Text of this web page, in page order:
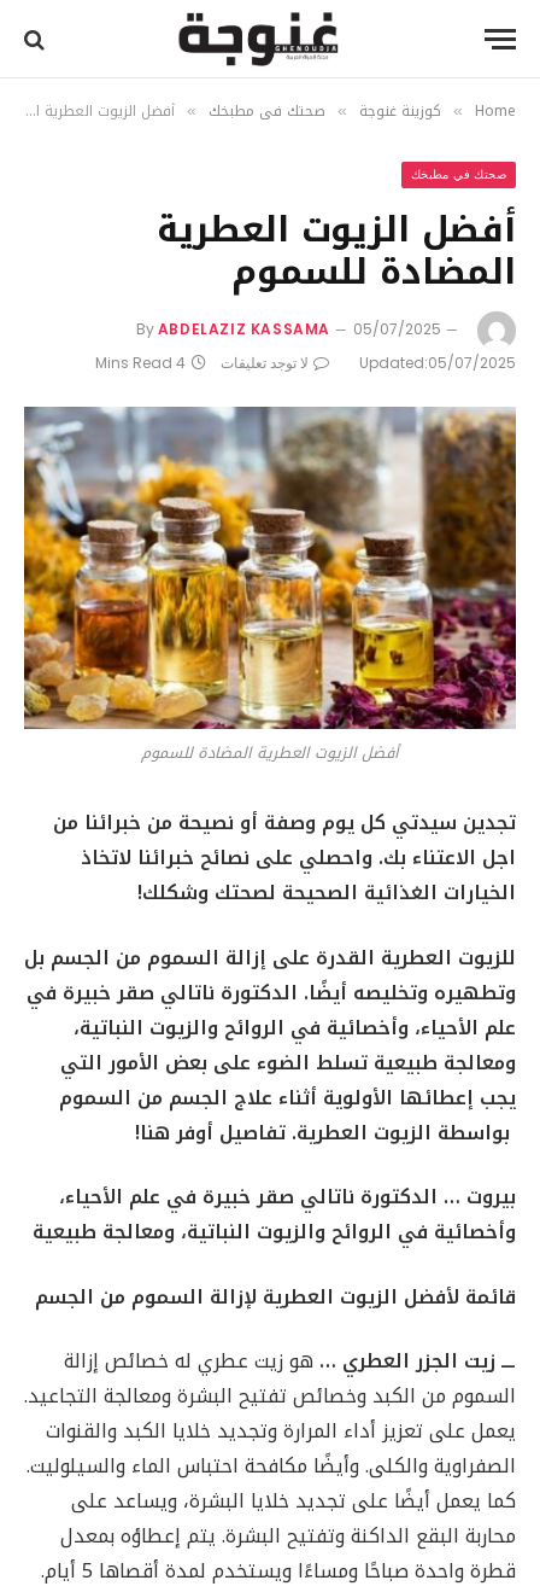
Home
» كوزينة غنوجة » صحتك في مطبخك » أفضل الزيوت العطرية المضادة للسموم
صحتك في مطبخك
أفضل الزيوت العطرية
المضادة للسموم
ByABDELAZIZ KASSAMA
05/07/2025
Updated:05/07/2025 لا توجد تعليقات 4 Mins Read
أفضل الزيوت العطرية المضادة للسموم
تجدين سيدتي كل يوم وصفة أو نصيحة من خبرائنا من
اجل الاعتناء بك. واحصلي على نصائح خبرائنا لاتخاذ
الخيارات الغذائية الصحيحة لصحتك وشكلك!
للزيوت العطرية القدرة على إزالة السموم من الجسم بل
وتطهيره وتخليصه أيضًا. الدكتورة ناتالي صقر خبيرة في
علم الأحياء، وأخصائية في الروائح والزيوت النباتية،
ومعالجة طبيعية تسلط الضوء على بعض الأمور التي
يجب إعطائها الأولوية أثناء علاج الجسم من السموم
بواسطة الزيوت العطرية. تفاصيل أوفر هنا!
بيروت … الدكتورة ناتالي صقر خبيرة في علم الأحياء،
وأخصائية في الروائح والزيوت النباتية، ومعالجة طبيعية
قائمة لأفضل الزيوت العطرية لإزالة السموم من الجسم
ـــزيت الجزر العطري … هو زيت عطري له خصائص إزالة
السموم من الكبد وخصائص تفتيح البشرة ومعالجة التجاعيد.
يعمل على تعزيز أداء المرارة وتجديد خلايا الكبد والقنوات
الصفراوية والكلى. وأيضًا مكافحة احتباس الماء والسيلوليت.
كما يعمل أيضًا على تجديد خلايا البشرة، ويساعد على
محاربة البقع الداكنة وتفتيح البشرة. يتم إعطاؤه بمعدل
قطرة واحدة صباحًا ومساءًا ويستخدم لمدة أقصاها 5 أيام.